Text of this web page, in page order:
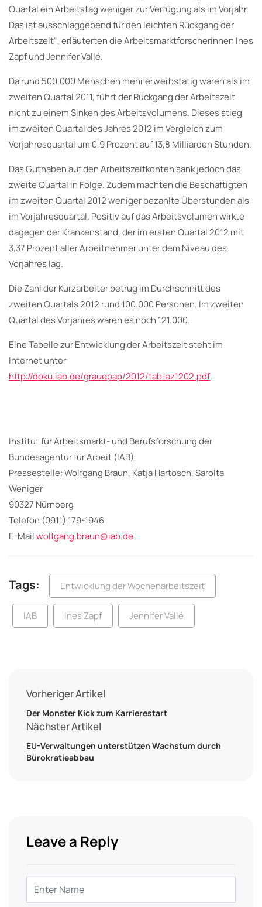
Quartal ein Arbeitstag weniger zur Verfügung als im Vorjahr.
Das ist ausschlaggebend für den leichten Rückgang der
Arbeitszeit“, erläuterten die Arbeitsmarktforscherinnen Ines
Zapf und Jennifer Vallé.
Da rund 500.000 Menschen mehr erwerbstätig waren als im
zweiten Quartal 2011, führt der Rückgang der Arbeitszeit
nicht zu einem Sinken des Arbeitsvolumens. Dieses stieg
im zweiten Quartal des Jahres 2012 im Vergleich zum
Vorjahresquartal um 0,9 Prozent auf 13,8 Milliarden Stunden.
Das Guthaben auf den Arbeitszeitkonten sank jedoch das
zweite Quartal in Folge. Zudem machten die Beschäftigten
im zweiten Quartal 2012 weniger bezahlte Überstunden als
im Vorjahresquartal. Positiv auf das Arbeitsvolumen wirkte
dagegen der Krankenstand, der im ersten Quartal 2012 mit
3,37 Prozent aller Arbeitnehmer unter dem Niveau des
Vorjahres lag.
Die Zahl der Kurzarbeiter betrug im Durchschnitt des
zweiten Quartals 2012 rund 100.000 Personen. Im zweiten
Quartal des Vorjahres waren es noch 121.000.
Eine Tabelle zur Entwicklung der Arbeitszeit steht im
Internet unter
http://doku.iab.de/grauepap/2012/tab-az1202.pdf.
Institut für Arbeitsmarkt- und Berufsforschung der
Bundesagentur für Arbeit (IAB)
Pressestelle: Wolfgang Braun, Katja Hartosch, Sarolta
Weniger
90327 Nürnberg
Telefon (0911) 179-1946
E-Mailwolfgang.braun@iab.de
Tags: Entwicklung der Wochenarbeitszeit
IAB Ines Zapf Jennifer Vallé
Vorheriger Artikel
Der Monster Kick zum Karrierestart
Nächster Artikel
EU-Verwaltungen unterstützen Wachstum durch
Bürokratieabbau
Leave a Reply